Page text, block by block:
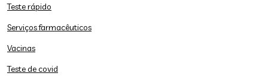
Teste rápido
Serviços farmacêuticos
Vacinas
Teste de covid